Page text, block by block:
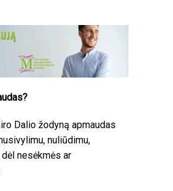
Dalio žodyną apmaudas
nuliūdimu,
nesėkmės ar